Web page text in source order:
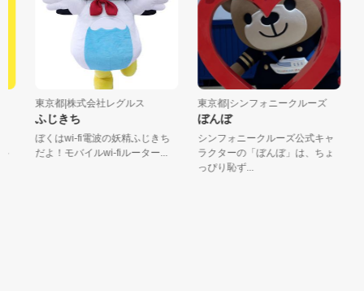
東京都|株式会社レグルス
ふじきち
ぼくはwi-fi電波の妖精ふじきち
だよ！モバイルwi-fiルーター...
東京都|シンフォニークルーズ
ぼんぼ
シンフォニークルーズ公式キャ
ラクターの「ぼんぼ」は、ちょ
っぴり恥ず...